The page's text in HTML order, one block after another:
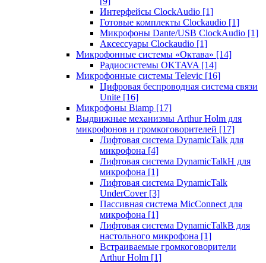
Интерфейсы ClockAudio [1]
Готовые комплекты Clockaudio [1]
Микрофоны Dante/USB ClockAudio [1]
Аксессуары Clockaudio [1]
Микрофонные системы «Октава» [14]
Радиосистемы OKTAVA [14]
Микрофонные системы Televic [16]
Цифровая беспроводная система связи
Unite [16]
Микрофоны Biamp [17]
Выдвижные механизмы Arthur Holm для
микрофонов и громкоговорителей [17]
Лифтовая система DynamicTalk для
микрофона [4]
Лифтовая система DynamicTalkH для
микрофона [1]
Лифтовая система DynamicTalk
UnderCover [3]
Пассивная система MicConnect для
микрофона [1]
Лифтовая система DynamicTalkB для
настольного микрофона [1]
Встраиваемые громкоговорители
Arthur Holm [1]